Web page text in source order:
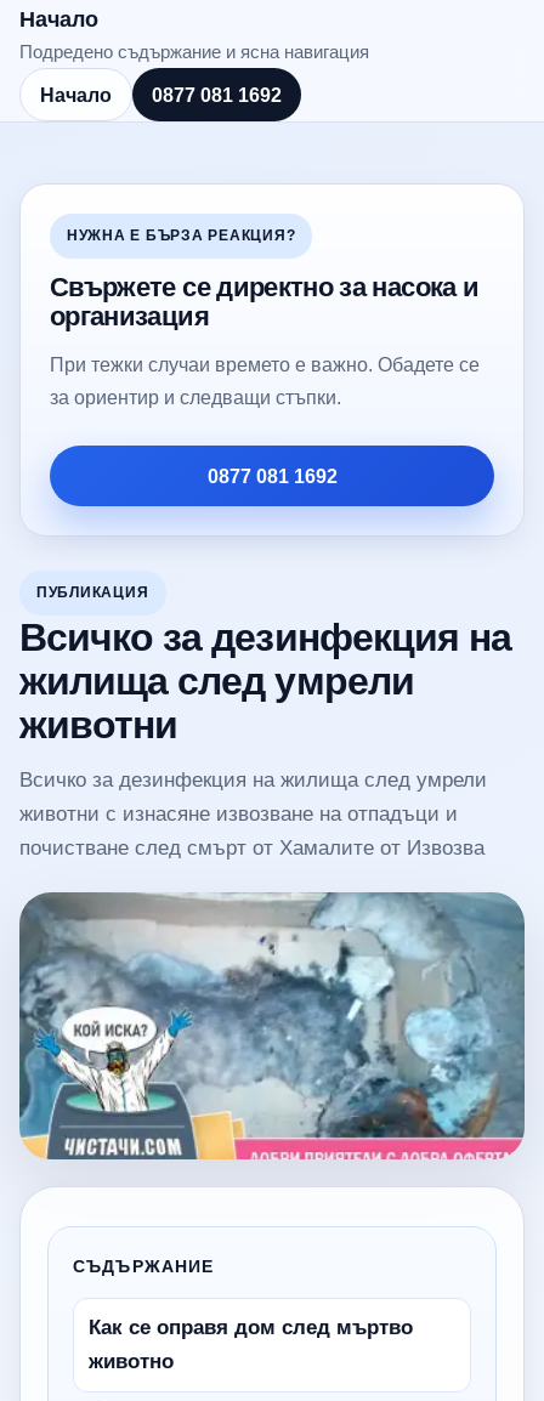
Начало
Подредено съдържание и ясна навигация
Начало 0877 081 1692
ПУБЛИКАЦИЯ
Всичко за дезинфекция на
жилища след умрели
животни
Всичко за дезинфекция на жилища след умрели
животни с изнасяне извозване на отпадъци и
почистване след смърт от Хамалите от Извозва
СЪДЪРЖАНИЕ
Как се оправя дом след мъртво
животно
НУЖНА Е БЪРЗА РЕАКЦИЯ?
Свържете се директно за насока и
организация
При тежки случаи времето е важно. Обадете се
за ориентир и следващи стъпки.
0877 081 1692